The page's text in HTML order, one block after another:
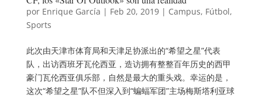
por Enrique García | Feb 20, 2019| Campus, Fútbol,
Sports
此次由天津市体育局和天津足协派出的“希望之星”代表
队，出访西班牙瓦伦西亚，造访拥有整整百年历史的西甲
豪门瓦伦西亚俱乐部，自然是最大的重头戏。幸运的是，
这次“希望之星”队不但深入到“蝙蝠军团”主场梅斯塔利亚球